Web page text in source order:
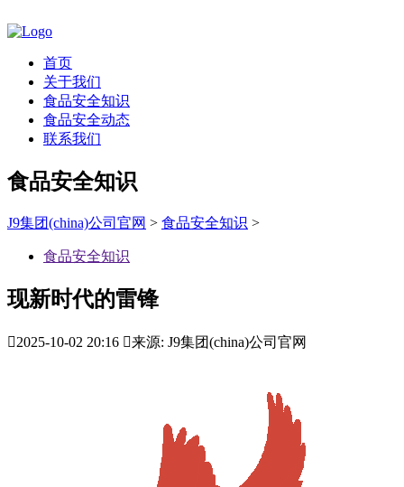
首页
关于我们
食品安全知识
食品安全动态
联系我们
食品安全知识
J9集团(china)公司官网 > 食品安全知识 >
食品安全知识
现新时代的雷锋
2025-10-02 20:16 来源: J9集团(china)公司官网